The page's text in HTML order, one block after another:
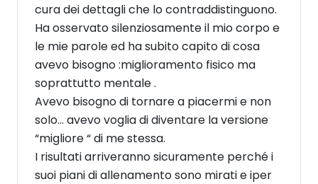
cura dei dettagli che lo contraddistinguono.
Ha osservato silenziosamente il mio corpo e
le mie parole ed ha subito capito di cosa
avevo bisogno :miglioramento fisico ma
soprattutto mentale .
Avevo bisogno di tornare a piacermi e non
solo… avevo voglia di diventare la versione
“migliore “ di me stessa.
I risultati arriveranno sicuramente perché i
suoi piani di allenamento sono mirati e iper